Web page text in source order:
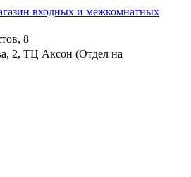
входных и межкомнатных
8
2, ТЦ Аксон (Отдел на